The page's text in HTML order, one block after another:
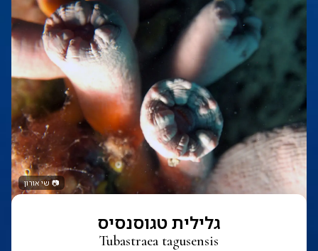
📷שי אורון
גלילית טגוסנסיס
Tubastraea tagusensis